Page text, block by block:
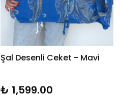
Şal Desenli Ceket - Mavi
₺ 1,599.00